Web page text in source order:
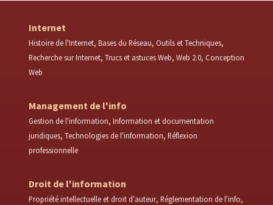
Internet
Histoire de l'Internet Bases du Réseau Outils et Techniques
Recherche sur Internet Trucs et astuces Web Web 2.0 Conception
Web
Management de l'info
Gestion de l'information Information et documentation
juridiques Technologies de l'information Réflexion
professionnelle
Droit de l'information
Propriété intellectuelle et droit d'auteur Réglementation de l'info